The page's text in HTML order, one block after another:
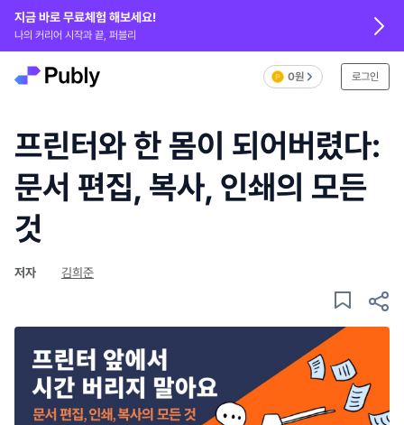
지금 바로 무료체험 해보세요!
나의 커리어 시작과 끝, 퍼블리
0원 로그인
프린터와 한 몸이 되어버렸다:
문서 편집, 복사, 인쇄의 모든
것
저자 김희준